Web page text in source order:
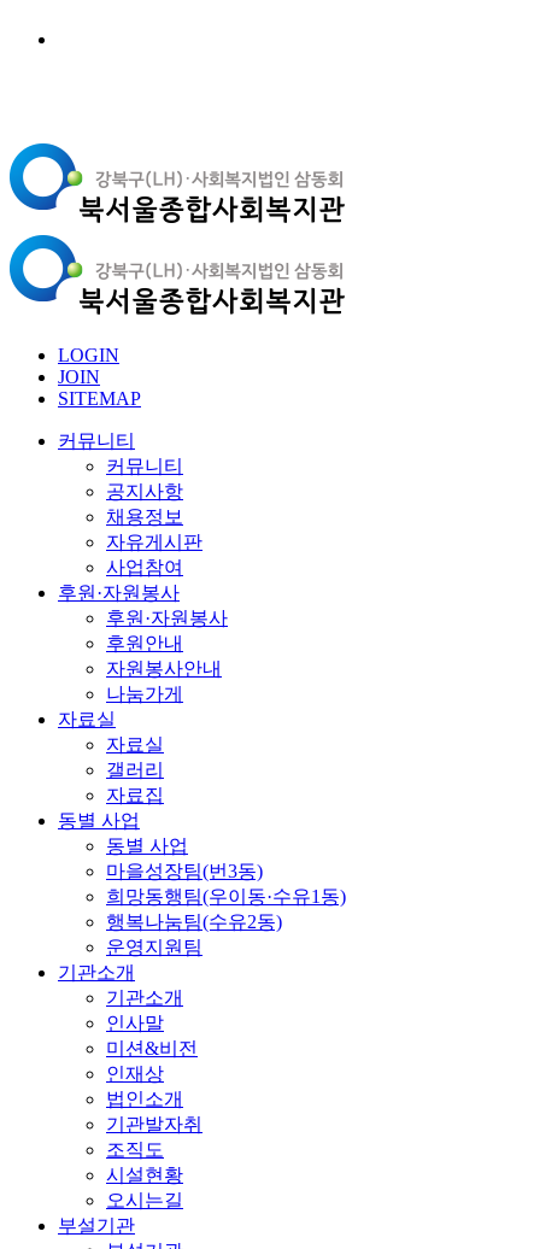
LOGIN
JOIN
SITEMAP
커뮤니티
커뮤니티
공지사항
채용정보
자유게시판
사업참여
후원·자원봉사
후원·자원봉사
후원안내
자원봉사안내
나눔가게
자료실
자료실
갤러리
자료집
동별 사업
동별 사업
마을성장팀(번3동)
희망동행팀(우이동·수유1동)
행복나눔팀(수유2동)
운영지원팀
기관소개
기관소개
인사말
미션&비전
인재상
법인소개
기관발자취
조직도
시설현황
오시는길
부설기관